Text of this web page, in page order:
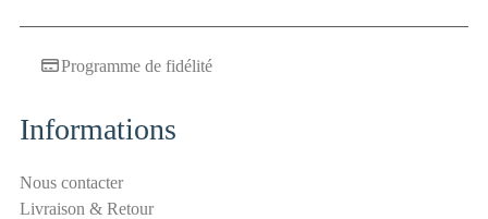
p
a
Programme de fidélité
Informations
Nous contacter
Livraison & Retour